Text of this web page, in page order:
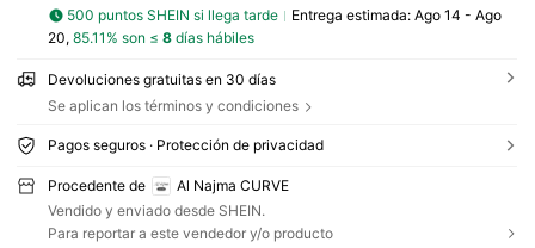
500 puntos SHEIN si llega tarde Entrega estimada: Ago 14 - Ago
20, 85.11% son ≤ 8días hábiles
Devoluciones gratuitas en 30 días
Se aplican los términos y condiciones
Pagos seguros · Protección de privacidad
Procedente de
Al Najma CURVE
Vendido y enviado desde SHEIN.
Para reportar a este vendedor y/o producto